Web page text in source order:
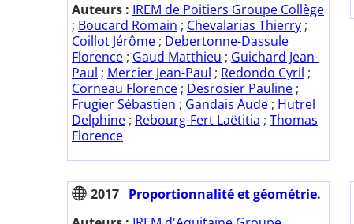
Auteurs : IREM de Poitiers Groupe Collège
; Boucard Romain ; Chevalarias Thierry ;
Coillot Jérôme ; Debertonne-Dassule
Florence ; Gaud Matthieu ; Guichard Jean-
Paul ; Mercier Jean-Paul ; Redondo Cyril ;
Corneau Florence ; Desrosier Pauline ;
Frugier Sébastien ; Gandais Aude ; Hutrel
Delphine ; Rebourg-Fert Laëtitia ; Thomas
Florence
2017 Proportionnalité et géométrie.